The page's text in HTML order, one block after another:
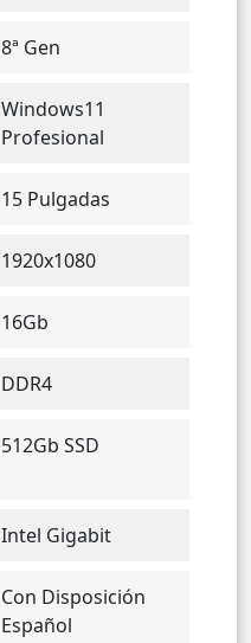
8ª Gen
Windows11
Profesional
15 Pulgadas
1920x1080
16Gb
DDR4
512Gb SSD
Intel Gigabit
Con Disposición
Español